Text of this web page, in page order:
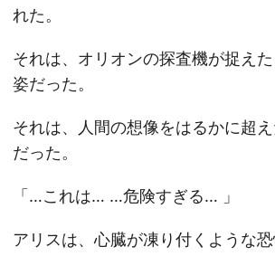
れた。
それは、オリオンの探査機が捉え
姿だった。
それは、人間の想像をはるかに超
だった。
「…これは… …危険すぎる… 」
アリスは、心臓が凍り付くような恐